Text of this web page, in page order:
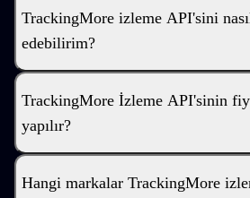
TrackingMore izleme API'sini
edebilirim?
TrackingMore İzleme API'sinin
yapılır?
Hangi markalar TrackingMore